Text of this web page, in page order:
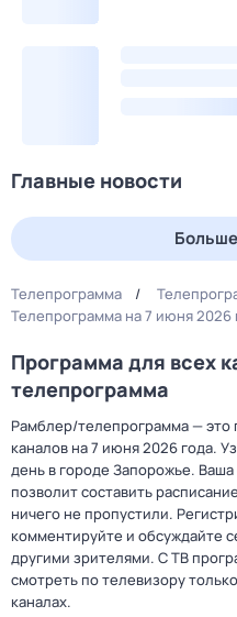
Главные новости
Телепрограмма
Телепрограмма на 7 июня 2026
Программа для всех
телепрограмма
Рамблер/телепрограмма — это
каналов на 7 июня 2026 года.
день в городе Запорожье.
позволит составить
ничего не пропустили.
комментируйте и обсуждайте
другими зрителями. С ТВ
смотреть по телевизору
каналах.